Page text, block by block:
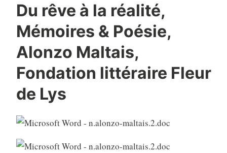
Du rêve à la réalité,
Mémoires & Poésie,
Alonzo Maltais,
Fondation littéraire Fleur
de Lys